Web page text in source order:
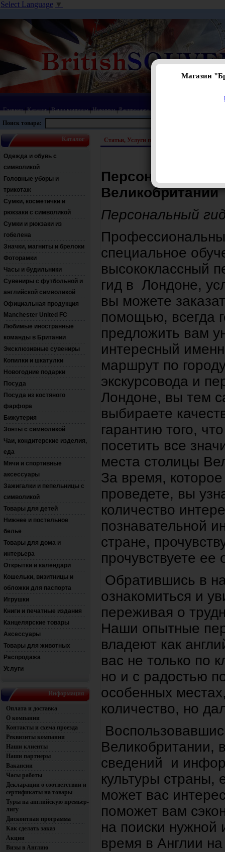
Select Language ▼
Главная|Каталог|Ваши вопросы|Новинки|Распродажа |
Поиск товара:
Каталог
Одежда и обувь с
символикой
Головные уборы и
трикотаж
Сумки, косметички и
рюкзаки с символикой
Сумки и рюкзаки из
гобелена
Значки, магниты и брелоки
Фоторамки
Часы и будильники
Сувениры с футбольной и
английской символикой
Официальная продукция
Manchester United FC
Любимые иностранные
команды в Британии
Эксклюзивные сувениры
Копилки и шкатулки
Новогодние подарки
Посуда
Посуда из костяного
фарфора
Бижутерия
Зонты с символикой
Чаи, кондитерские изделия,
еда
Мячи и спортивные
аксессуары
Зажигалки и пепельницы с
символикой
Товары для детей
Нижнее и постельное
белье
Товары для дома и
интерьера
Открытки и календари
Кошельки, визитницы и
обложки для паспорта
Игрушки
Книги и печатные издания
Канцелярские товары
Аксессуары
Товары для животных
Распродажа
Услуги
Информация
Оплата и доставка
О компании
Контакты и схема проезда
Реквизиты компании
Наши клиенты
Наши партнеры
Вакансии
Часы работы
Декларации о соответствии и
сертификаты на товары
Туры на английскую премьер-
лигу
Дисконтная программа
Как сделать заказ
Акции
Визы в Англию
Статьи, Услуги переводчика и гида в
Персональный
Великобритании
Персональный
специальное
высококлассный
гид в Лондоне,
вы можете
помощью, всегда
предложить вам
интересный
маршрут по
экскурсовода и
Лондоне, вы тем
выбираете
гарантию того,
посетить все
места столицы
За время,
проведете, вы
количество
познавательной
стране,
прочувствуете ее
Обратившись в
ознакомиться и
переживая о
Наши опытные
владеют как
вас не только по
но и с радостью
особенных
количество, но
Великобритании,
сведений и
культуры страны,
может вас
поможет вам
на поиски
время в Англии
Магазин